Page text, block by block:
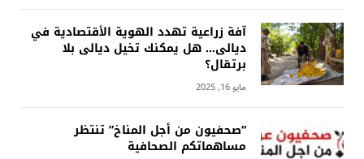
آفة زراعية تهدد الهوية الأقتصادية في
ديالى… هل يمكنك تخيل ديالى بلا
برتقال؟
مايو 16, 2025
“صحفيون من أجل المناخ” تنتظر
مساهماتكم الصحافية